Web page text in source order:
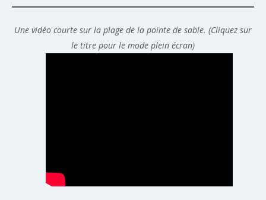
Une vidéo courte sur la plage de la pointe de sable. (Cliquez sur
le titre pour le mode plein écran)